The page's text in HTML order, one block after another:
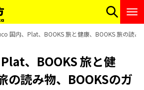
国内、Plat、BOOKS 旅と健康、BOOKS 旅の読み
、BOOKS 旅と健
の読み物、BOOKSのガ